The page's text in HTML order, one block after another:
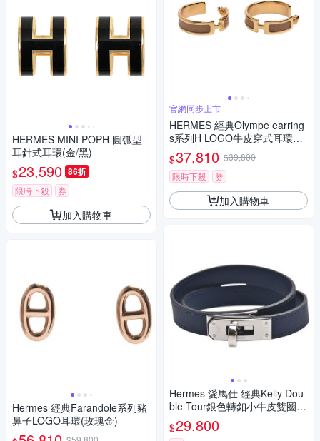
HERMES MINI POPH 圓弧型
耳針式耳環(金/黑)
$23,590 86折
限時下殺 券
加入購物車
Hermes 經典Farandole系列豬
鼻子LOGO耳環(玫瑰金)
官網同步上市
HERMES 經典Olympe earring
s系列H LOGO牛皮穿式耳環
(金/餅乾色)
$37,810 $39,800
限時下殺
券
加入購物車
Hermes 愛馬仕 經典Kelly Dou
ble Tour銀色轉釦小牛皮雙圈手
環(深藍色)
$29,800